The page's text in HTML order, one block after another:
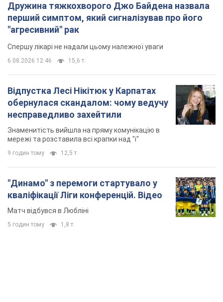
Дружина тяжкохворого Джо Байдена назвала
перший симптом, який сигналізував про його
"агресивний" рак
Спершу лікарі не надали цьому належної уваги
6.08.2026 12:46 15,6 т.
Відпустка Лесі Нікітюк у Карпатах
обернулася скандалом: чому ведучу
несправедливо захейтили
Знаменитість вийшла на пряму комунікацію в
мережі та розставила всі крапки над "і"
9 годин тому 12,5 т.
"Динамо" з перемоги стартувало у
кваліфікації Ліги конференцій. Відео
Матч відбувся в Любліні
5 годин тому 1,8 т.